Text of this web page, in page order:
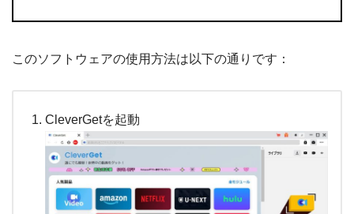
このソフトウェアの使用方法は以下の通りです：
CleverGetを起動